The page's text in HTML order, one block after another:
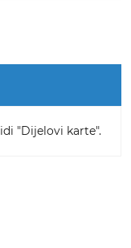
"Dijelovi karte".